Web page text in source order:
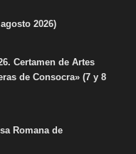
2026)
Certamen de Artes
de Consocra» (7 y 8
Romana de